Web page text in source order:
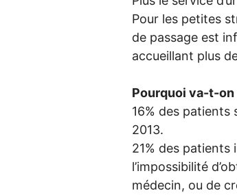
Pour les petites
de passage est
accueillant plus
Pourquoi va-t-
16% des patients
2013.
21% des patients
l’impossibilité
médecin, ou de